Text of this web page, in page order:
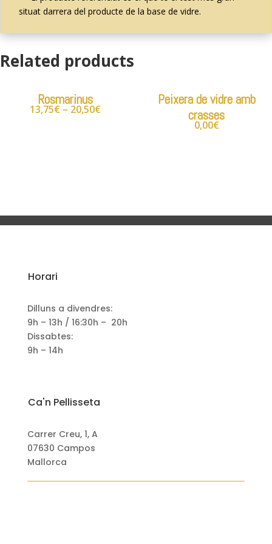
situat darrera del producte de la base de vidre.
Related products
Rosmarinus
13,75€ – 20,50€
Peixera de vidre amb
crasses
0,00€
Horari
Dilluns a divendres:
9h – 13h / 16:30h – 20h
Dissabtes:
9h – 14h
Ca'n Pellisseta
Carrer Creu, 1, A
07630 Campos
Mallorca